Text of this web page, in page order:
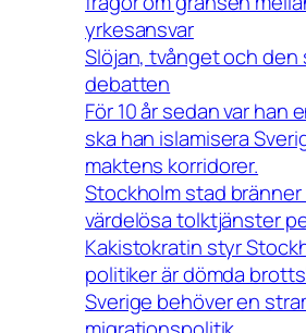
yrkesansvar
Slöjan, tvånget och den
debatten
För 10 år sedan var han
ska han islamisera
maktens korridorer.
Stockholm stad bränner
värdelösa tolktjänster
Kakistokratin styr
politiker är dömda
Sverige behöver en